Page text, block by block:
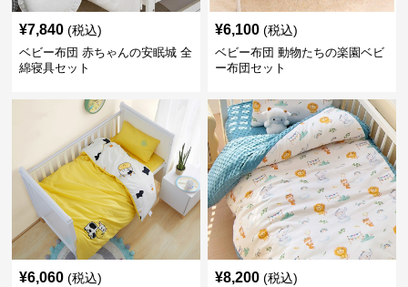
¥7,840 (税込)
ベビー布団 赤ちゃんの安眠城 全
綿寝具セット
¥6,100 (税込)
ベビー布団 動物たちの楽園ベビ
ー布団セット
¥6,060 (税込) ¥8,200 (税込)